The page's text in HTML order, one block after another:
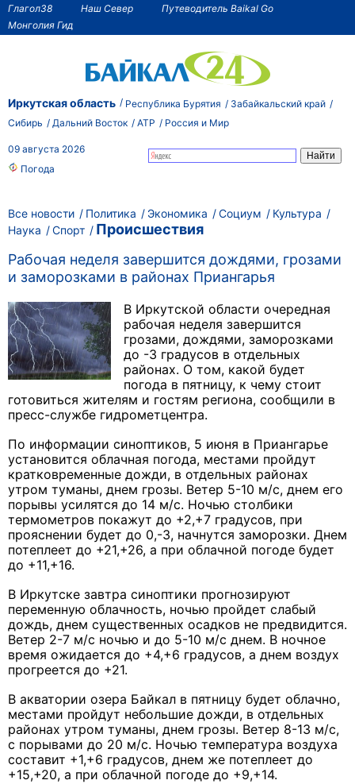
Глагол38 Наш Север
Путеводитель Baikal Go
Монголия Гид
Иркутская область Республика Бурятия
Забайкальский край
Сибирь
Дальний Восток АТР Россия и Мир
09 августа 2026
Погода
Все новости Политика Экономика Социум
Культура
Наука
Спорт
Происшествия
Рабочая неделя завершится дождями, грозами
и заморозками в районах Приангарья
В Иркутской области очередная
рабочая неделя завершится
грозами, дождями, заморозками
до -3 градусов в отдельных
районах. О том, какой будет
погода в пятницу, к чему стоит
готовиться жителям и гостям региона, сообщили в
пресс-службе гидрометцентра.
По информации синоптиков, 5 июня в Приангарье
установится облачная погода, местами пройдут
кратковременные дожди, в отдельных районах
утром туманы, днем грозы. Ветер 5-10 м/с, днем его
порывы усилятся до 14 м/с. Ночью столбики
термометров покажут до +2,+7 градусов, при
прояснении будет до 0,-3, начнутся заморозки. Днем
потеплеет до +21,+26, а при облачной погоде будет
до +11,+16.
В Иркутске завтра синоптики прогнозируют
переменную облачность, ночью пройдет слабый
дождь, днем существенных осадков не предвидится.
Ветер 2-7 м/с ночью и до 5-10 м/с днем. В ночное
время ожидается до +4,+6 градусов, а днем воздух
прогреется до +21.
В акватории озера Байкал в пятницу будет облачно,
местами пройдут небольшие дожди, в отдельных
районах утром туманы, днем грозы. Ветер 8-13 м/с,
с порывами до 20 м/с. Ночью температура воздуха
составит +1,+6 градусов, днем же потеплеет до
+15,+20, а при облачной погоде до +9,+14.